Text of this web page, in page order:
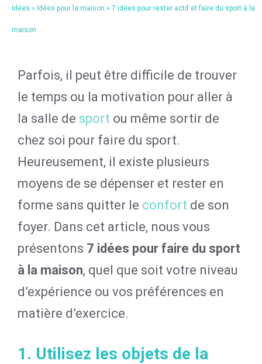
Idées » Idées pour la maison » 7 idées pour rester actif et faire du sport à la
maison
Parfois, il peut être difficile de trouver
le temps ou la motivation pour aller à
la salle de sport ou même sortir de
chez soi pour faire du sport.
Heureusement, il existe plusieurs
moyens de se dépenser et rester en
forme sans quitter le confort de son
foyer. Dans cet article, nous vous
présentons 7 idées pour faire du sport
à la maison, quel que soit votre niveau
d’expérience ou vos préférences en
matière d’exercice.
1. Utilisez les objets de la